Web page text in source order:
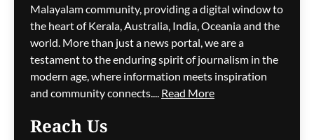
ജീവനക്കാരുടെ ക്ഷാമം –
സിഡ്നി
വിമാനത്താവളത്തിൽ
നൂറിലധികം സർവീസുകൾ
വൈകി
Malayalam community, providing a digital window to
the heart of Kerala, Australia, India, Oceania and the
world. More than just a news portal, we are a
testament to the enduring spirit of journalism in the
modern age, where information meets inspiration
and community connects.... Read More
Reach Us